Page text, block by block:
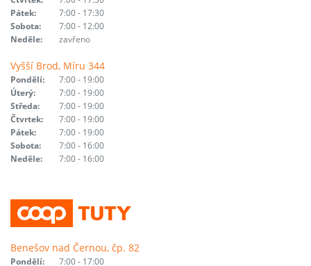
Pátek:
7:00 - 17:30
Sobota:
7:00 - 12:00
Neděle:
zavřeno
Vyšší Brod, Míru 344
Pondělí:
7:00 - 19:00
Úterý:
7:00 - 19:00
Středa:
7:00 - 19:00
Čtvrtek:
7:00 - 19:00
Pátek:
7:00 - 19:00
Sobota:
7:00 - 16:00
Neděle:
7:00 - 16:00
Benešov nad Černou, čp. 82
Pondělí:
7:00 - 17:00